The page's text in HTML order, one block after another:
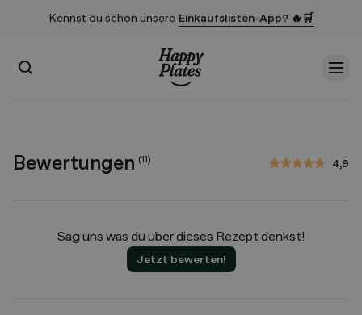
Kennst du schon unsere Einkaufslisten-App? 🔥🛒
Suchen
Bewertungen (11) 4,9
4,9 von 5 Sternen
Sag uns was du über dieses Rezept denkst!
Jetzt bewerten!